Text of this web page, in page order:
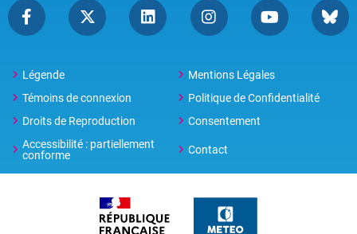
Légende
Mentions Légales
Témoins de connexion
Politique de Confidentialité
Droits de Reproduction
Consentement
Accessibilité : partiellement
conforme
Contact